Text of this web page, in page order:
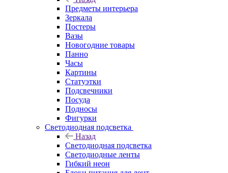
Предметы интерьера
Зеркала
Постеры
Вазы
Новогодние товары
Панно
Часы
Картины
Статуэтки
Подсвечники
Посуда
Подносы
Фигурки
Светодиодная подсветка
Назад
Светодиодная подсветка
Светодиодные ленты
Гибкий неон